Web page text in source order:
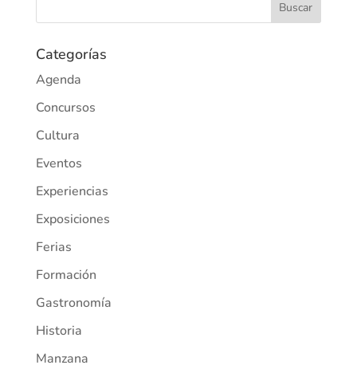
Categorías
Agenda
Concursos
Cultura
Eventos
Experiencias
Exposiciones
Ferias
Formación
Gastronomía
Historia
Manzana